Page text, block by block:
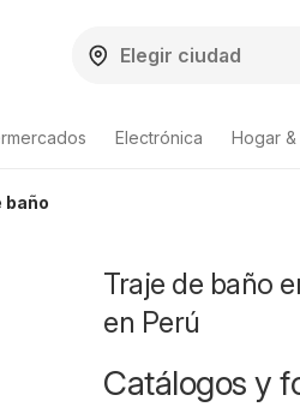
Electrónica Hogar
baño
Traje de baño
en Perú
Catálogos y